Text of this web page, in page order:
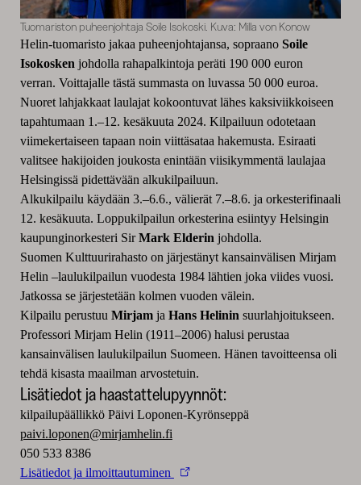
Tuomariston puheenjohtaja Soile Isokoski. Kuva: Milla von Konow
Helin-tuomaristo jakaa puheenjohtajansa, sopraano Soile
Isokosken johdolla rahapalkintoja peräti 190 000 euron
verran. Voittajalle tästä summasta on luvassa 50 000 euroa.
Nuoret lahjakkaat laulajat kokoontuvat lähes kaksiviikkoiseen
tapahtumaan 1.–12. kesäkuuta 2024. Kilpailuun odotetaan
viimekertaiseen tapaan noin viittäsataa hakemusta. Esiraati
valitsee hakijoiden joukosta enintään viisikymmentä laulajaa
Helsingissä pidettävään alkukilpailuun.
Alkukilpailu käydään 3.–6.6., välierät 7.–8.6. ja orkesterifinaali
12. kesäkuuta. Loppukilpailun orkesterina esiintyy Helsingin
kaupunginorkesteri SirMark Elderin johdolla.
Suomen Kulttuurirahasto on järjestänyt kansainvälisen Mirjam
Helin –laulukilpailun vuodesta 1984 lähtien joka viides vuosi.
Jatkossa se järjestetään kolmen vuoden välein.
Kilpailu perustuu Mirjamja Hans Helinin suurlahjoitukseen.
Professori Mirjam Helin (1911–2006) halusi perustaa
kansainvälisen laulukilpailun Suomeen. Hänen tavoitteensa oli
tehdä kisasta maailman arvostetuin.
Lisätiedot ja haastattelupyynnöt:
kilpailupäällikkö Päivi Loponen-Kyrönseppä
paivi.loponen@mirjamhelin.fi
050 533 8386
Lisätiedot ja ilmoittautuminen